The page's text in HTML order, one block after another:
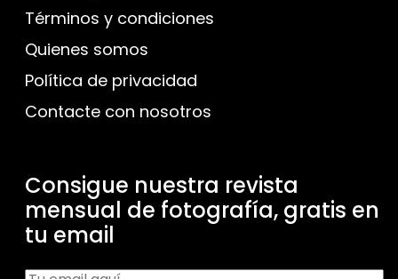
Términos y condiciones
Quienes somos
Política de privacidad
Contacte con nosotros
Consigue nuestra revista
mensual de fotografía, gratis en
tu email